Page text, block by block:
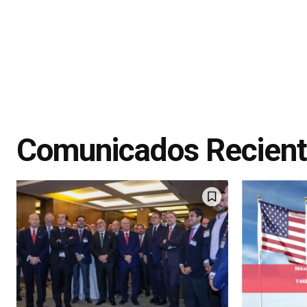
Comunicados